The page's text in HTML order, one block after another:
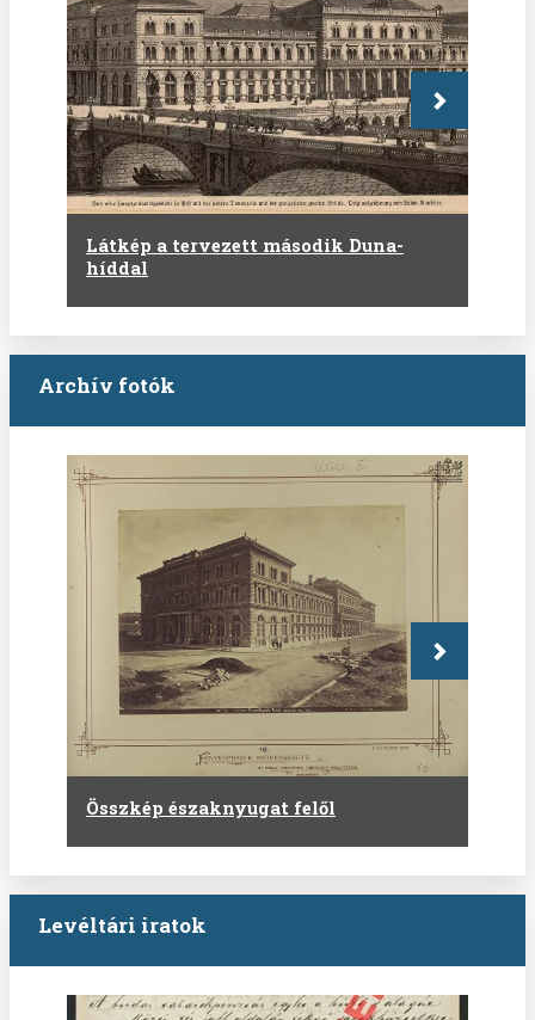
Látkép a tervezett második Duna-
híddal
Következő
Archív fotók
Összkép északnyugat felől
Következő
Levéltári iratok